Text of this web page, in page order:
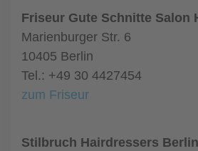
Friseur Gute Schnitte Salon
Marienburger Str. 6
10405 Berlin
Tel.: +49 30 4427454
zum Friseur
Stilbruch Hairdressers